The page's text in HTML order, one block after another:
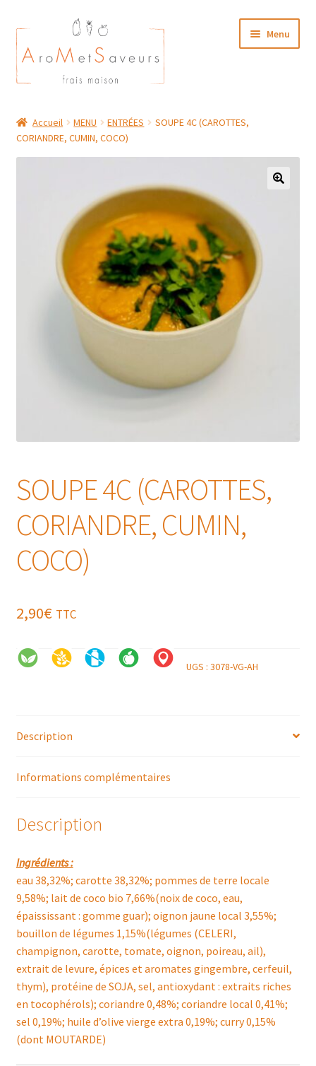
Aller
à
la
navigation
Aller
au
contenu
Menu
Plat du Jour/ Menu Week end
MON COMPTE
Accueil MENU ENTRÉES
SOUPE 4C (CAROTTES,
CORIANDRE, CUMIN, COCO)
SOUPE 4C (CAROTTES,
CORIANDRE, CUMIN,
COCO)
2,90€ TTC
UGS : 3078-VG-AH
Description
Informations complémentaires
Description
Ingrédients :
eau 38,32%; carotte 38,32%; pommes de terre locale
9,58%; lait de coco bio 7,66%(noix de coco, eau,
épaississant : gomme guar); oignon jaune local 3,55%;
bouillon de légumes 1,15%(légumes (CELERI,
champignon, carotte, tomate, oignon, poireau, ail),
extrait de levure, épices et aromates gingembre, cerfeuil,
thym), protéine de SOJA, sel, antioxydant : extraits riches
en tocophérols); coriandre 0,48%; coriandre local 0,41%;
sel 0,19%; huile d’olive vierge extra 0,19%; curry 0,15%
(dont MOUTARDE)